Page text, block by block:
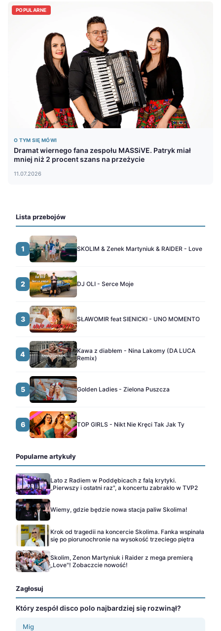
POPULARNE
O TYM SIĘ MÓWI
Dramat wiernego fana zespołu MASSiVE. Patryk miał
mniej niż 2 procent szans na przeżycie
11.07.2026
Lista przebojów
1 SKOLIM & Zenek Martyniuk & RAIDER - Love
2 DJ OLI - Serce Moje
3 SŁAWOMIR feat SIENICKI - UNO MOMENTO
4
Kawa z diabłem - Nina Lakomy (DA LUCA
Remix)
5 Golden Ladies - Zielona Puszcza
6 TOP GIRLS - Nikt Nie Kręci Tak Jak Ty
Popularne artykuły
Lato z Radiem w Poddębicach z falą krytyki.
„Pierwszy i ostatni raz", a koncertu zabrakło w TVP2
Wiemy, gdzie będzie nowa stacja paliw Skolima!
Krok od tragedii na koncercie Skolima. Fanka wspinała
się po piorunochronie na wysokość trzeciego piętra
Skolim, Zenon Martyniuk i Raider z mega premierą
„Love"! Zobaczcie nowość!
Zagłosuj
Który zespół disco polo najbardziej się rozwinął?
Mig